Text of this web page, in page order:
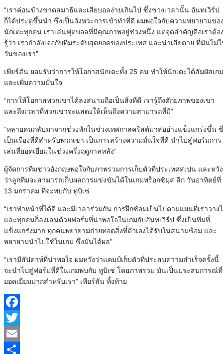
“เราค่อนข้างขาดสมาธิและเสียบอลง่ายเกินไป ซึ่งช่วงเวลานั้น อันทเวิร์ป
ก็ได้ประตูขึ้นนำ ซึ่งเป็นจังหวะการเข้าทำที่ดี ผมพอใจกับความพยายามขอ
นักเตะทุกคน เราเล่นฟุตบอลที่มีคุณภาพอยู่ช่วงหนึ่ง แต่จุดสำคัญคือเราต้อ
รู้ว่า เรากำลังเจอกับทีมระดับสุดยอดของประเทศ และน่าเสียดาย ที่มันไม่
วันของเรา”
เพียร์สัน ยอมรับว่าการให้โอกาสนักเตะทั้ง 25 คน ทำให้นักเตะได้สัมผัสเกม
และเพิ่มความมั่นใจ
“การให้โอกาสพวกเขาได้ลงสนามถือเป็นสิ่งที่ดี เรารู้ถึงศักยภาพของเขา
และถึงเวลาที่พวกเขาจะแสดงให้เห็นถึงความสามารถที่มี”
“หลายคนกลับมาจากช่วงพักในช่วงเทศกาลคริสต์มาสอย่างแข็งแกร่งขึ้น
เป็นเรื่องที่ดีสำหรับพวกเขา เป็นการสร้างความมั่นใจที่ดี นำไปสู่ฟอร์มการ
เล่นที่ยอดเยี่ยมในช่วงครึ่งฤดูกาลหลัง”
ผู้จัดการทีมชาวอังกฤษพอใจกับภาพรวมการเก็บตัวที่ประเทศสเปน และหวัง
ว่าลูกทีมจะสามารถเก็บผลการแข่งขันได้ในเกมพร็อกซิมุส ลีก วันอาทิตย์ที่
13 มกราคม ที่จะพบกับ ทูบิเซ่
“เราทำหน้าที่ได้ดี และมีเวลาร่วมกัน การฝึกซ้อมเป็นไปตามแผนที่เราวาง
และทุกคนก็ลงเล่นด้วยฟอร์มที่น่าพอใจในเกมกับอันทเวิร์ป ซึ่งเป็นทีมที่
แข็งแกร่งมาก ทุกคนพยายามถ่ายทอดสิ่งที่ตัวเองได้รับในสนามซ้อม และ
พยายามนำไปใช้ในเกม ซึ่งมันได้ผล”
“เรามีสัปดาห์ที่น่าพอใจ ผมหวังว่าแคมป์เก็บตัวที่ประสบความสำเร็จครั้งนี้
จะนำไปสู่ฟอร์มที่ดีในเกมพบกับ ทูบิเซ่ โดยภาพรวม มันเป็นประสบการณ์ที่
ยอดเยี่ยมมากสำหรับเรา” เพียร์สัน ทิ้งท้าย
Facebook
Twitter
Email